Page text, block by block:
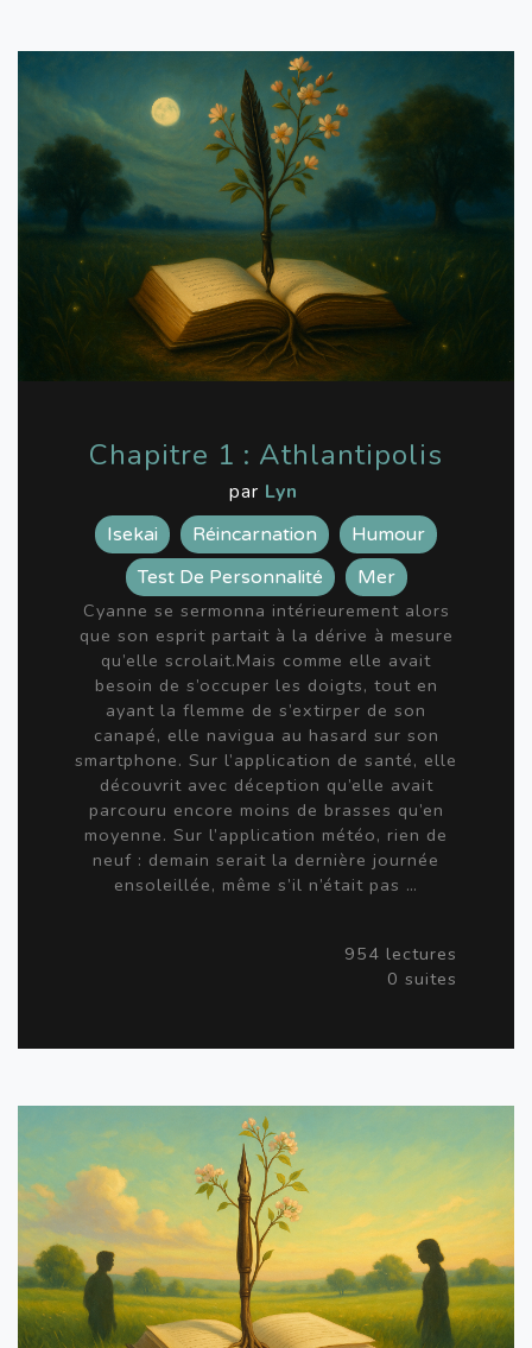
Chapitre 1 : Athlantipolis
par Lyn
Isekai Réincarnation
Humour
Test De Personnalité
Mer
Cyanne se sermonna intérieurement alors
que son esprit partait à la dérive à mesure
qu’elle scrolait.Mais comme elle avait
besoin de s’occuper les doigts, tout en
ayant la flemme de s’extirper de son
canapé, elle navigua au hasard sur son
smartphone. Sur l’application de santé, elle
découvrit avec déception qu’elle avait
parcouru encore moins de brasses qu’en
moyenne. Sur l’application météo, rien de
neuf : demain serait la dernière journée
ensoleillée, même s’il n’était pas …
954 lectures
0 suites